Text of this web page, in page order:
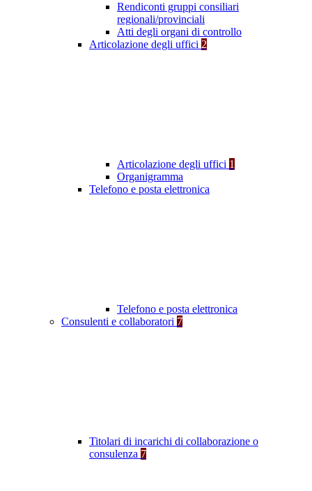
Rendiconti gruppi consiliari
regionali/provinciali
Atti degli organi di controllo
Articolazione degli uffici 2
Articolazione degli uffici 1
Organigramma
Telefono e posta elettronica
Telefono e posta elettronica
Consulenti e collaboratori 7
Titolari di incarichi di collaborazione o
consulenza 7